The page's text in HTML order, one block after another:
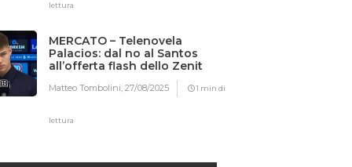
lettura
MERCATO – Telenovela
Palacios: dal no al Santos
all’offerta flash dello Zenit
Matteo Tombolini,27/08/2025 1 min di
lettura